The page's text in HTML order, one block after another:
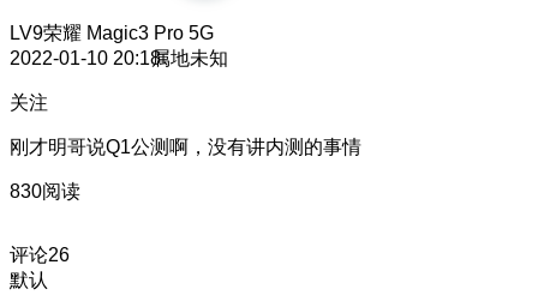
LV9荣耀 Magic3 Pro 5G
2022-01-10 20:18属地未知
关注
刚才明哥说Q1公测啊，没有讲内测的事情
830阅读
评论26
默认